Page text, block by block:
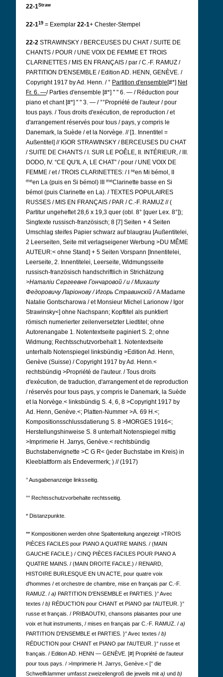
22-1Straw
22-119 = Exemplar 22-1+ Chester-Stempel
22-2 STRAWINSKY / BERCEUSES DU CHAT / SUITE DE
CHANTS / POUR / UNE VOIX DE FEMME ET TROIS
CLARINETTES / MIS EN FRANÇAIS / par / C.-F. RAMUZ /
PARTITION D'ENSEMBLE / Edition AD. HENN, GENÈVE. /
Copyright 1917 by Ad. Henn. / ° Partition d'ensemble[#*] Net
Fr. 6. —/ Parties d'ensemble [#*] " " 6. — / Réduction pour
piano et chant [#*] " " 3. — / °°Propriété de l'auteur / pour
tous pays. / Tous droits d'exécution, de reproduction / et
d'arrangement réservés pour tous / pays, y compris le
Danemark, la Suède / et la Norvège. // [1. Innentitel =
Außentitel] // IGOR STRAWINSKY / BERCEUSES DU CHAT
/ SUITE DE CHANTS / I. SUR LE POÊLE, II. INTÉRIEUR, / III.
DODO, IV. “CE QU'IL A, LE CHAT” / pour / UNE VOIX DE
FEMME / et / TROIS CLARINETTES: / I
reen Mi bémol, II
meen La (puis en Si bémol) III meClarinette basse en Si
bémol (puis Clarinette en La). / TEXTES POPULAIRES
RUSSES / MIS EN FRANÇAIS / PAR / C.-F. RAMUZ // (
Partitur ungeheftet 28,6 x 19,3 quer (obl. 8° [quer Lex. 8°]);
Singtexte russisch-französisch; 8 [7] Seiten + 4 Seiten
Umschlag steifes Papier schwarz auf blaugrau [Außentitelei,
2 Leerseiten, Seite mit verlagseigener Werbung >DU MÊME
AUTEUR:< ohne Stand] + 5 Seiten Vorspann [Innentitelei,
Leerseite, 2. Innentitelei, Leerseite, Widmungsseite
russisch-französisch handschriftlich in Strichätzung
>Наталiи Сергеевне Гончаровой / и / Михаилу
Федоровичу Ларiонову / Игорь Стравинскiй / A Madame
Natalie Gontscharowa / et Monsieur Michel Larionow / Igor
Strawinsky<] ohne Nachspann; Kopftitel als punktiert
römisch numerierter zeilenversetzter Liedtitel; ohne
Autorenangabe 1. Notentextseite paginiert S. 2; ohne
Widmung; Rechtsschutzvorbehalt 1. Notentextseite
unterhalb Notenspiegel linksbündig >Edition Ad. Henn,
Genève (Suisse) / Copyright 1917 by Ad. Henn.<
rechtsbündig >Propriété de l'auteur. / Tous droits
d'exécution, de traduction, d'arrangement et de reproduction
/ réservés pour tous pays, y compris le Danemark, la Suède
et la Norvège.< linksbündig S. 4, 6, 8 >Copyright 1917 by
Ad. Henn, Genève.<; Platten-Nummer >A. 69 H.<;
Kompositionsschlussdatierung S. 8 >MORGES 1916<;
Herstellungshinweise S. 8 unterhalt Notenspiegel mittig
>Imprimerie H. Jarrys, Genève.< rechtsbündig
Buchstabenvignette >C G R< (jeder Buchstabe im Kreis) in
Kleeblattform als Endevermerk; ) // (1917)
° Ausgabenanzeige linksseitig.
°° Rechtsschutzvorbehalte rechtsseitig.
* Distanzpunkte.
** Kompositionen werden ohne Spaltenteilung angezeigt >TROIS
PIÈCES FACILES pour PIANO A QUATRE MAINS. / (MAIN
GAUCHE FACILE.) / CINQ PIÈCES FACILES POUR PIANO A
QUATRE MAINS. / (MAIN DROITE FACILE.) / RENARD,
HISTOIRE BURLESQUE EN UN ACTE, pour quatre voix
d'hommes / et orchestre de chambre, mise en français par C.-F.
RAMUZ. / a) PARTITION D'ENSEMBLE et PARTIES. }° Avec
textes / b) RÉDUCTION pour CHANT et PIANO par l'AUTEUR. }°
russe et français. / PRIBAOUTKI, chansons plaisantes pour une
voix et huit instruments, / mises en français par C.-F. RAMUZ. / a)
PARTITION D'ENSEMBLE et PARTIES. }° Avec textes / b)
RÉDUCTION pour CHANT et PIANO par l'AUTEUR. }° russe et
français. / Edition AD. HENN — GENÈVE. [#] Propriété de l'auteur
pour tous pays. / >Imprimerie H. Jarrys, Genève.< [° die
Schweifklammer umfasst zweizeilengroß die jeweils mit a) und b)